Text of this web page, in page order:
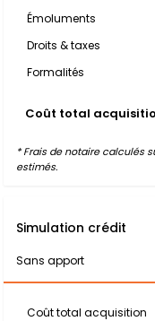
Émoluments
Droits & taxes
Formalités
Coût total
* Frais de notaire calculés
estimés.
Simulation crédit
Sans apport
Coût total acquisition